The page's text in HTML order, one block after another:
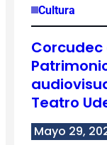
Cultura
Corcudec
Teatro
Mayo 29,